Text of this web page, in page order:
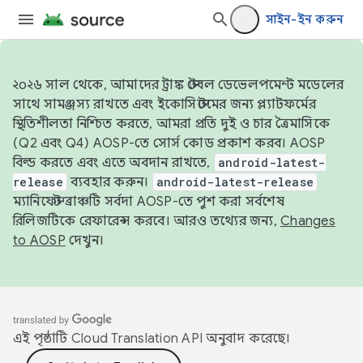
সাইন-ইন করুন
২০২৬ সাল থেকে, আমাদের ট্রাঙ্ক স্টেবল ডেভেলপমেন্ট মডেলের
সাথে সামঞ্জস্য রাখতে এবং ইকোসিস্টেমের জন্য প্ল্যাটফর্মের
স্থিতিশীলতা নিশ্চিত করতে, আমরা প্রতি দুই ও চার ত্রৈমাসিকে
(Q2 এবং Q4) AOSP-তে সোর্স কোড প্রকাশ করব। AOSP
বিল্ড করতে এবং এতে অবদান রাখতে,
android-latest-
release ব্যবহার করুন। android-latest-release
ম্যানিফেস্ট ব্রাঞ্চটি সর্বদা AOSP-তে পুশ করা সর্বশেষ
রিলিজটিকে রেফারেন্স করবে। আরও তথ্যের জন্য, Changes
to AOSP দেখুন।
এই পৃষ্ঠাটি Cloud Translation API অনুবাদ করেছে।